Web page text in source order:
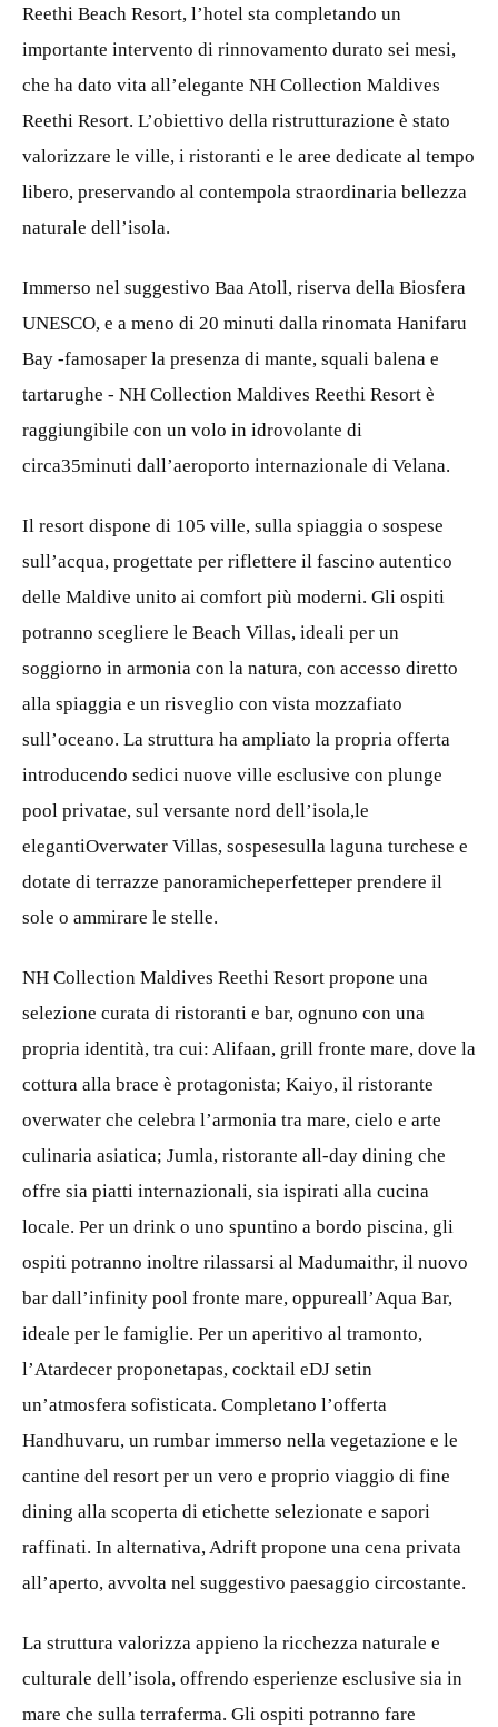
Reethi Beach Resort, l’hotel sta completando un
importante intervento di rinnovamento durato sei mesi,
che ha dato vita all’elegante NH Collection Maldives
Reethi Resort. L’obiettivo della ristrutturazione è stato
valorizzare le ville, i ristoranti e le aree dedicate al tempo
libero, preservando al contempola straordinaria bellezza
naturale dell’isola.
Immerso nel suggestivo Baa Atoll, riserva della Biosfera
UNESCO, e a meno di 20 minuti dalla rinomata Hanifaru
Bay -famosaper la presenza di mante, squali balena e
tartarughe - NH Collection Maldives Reethi Resort è
raggiungibile con un volo in idrovolante di
circa35minuti dall’aeroporto internazionale di Velana.
Il resort dispone di 105 ville, sulla spiaggia o sospese
sull’acqua, progettate per riflettere il fascino autentico
delle Maldive unito ai comfort più moderni. Gli ospiti
potranno scegliere le Beach Villas, ideali per un
soggiorno in armonia con la natura, con accesso diretto
alla spiaggia e un risveglio con vista mozzafiato
sull’oceano. La struttura ha ampliato la propria offerta
introducendo sedici nuove ville esclusive con plunge
pool privatae, sul versante nord dell’isola,le
elegantiOverwater Villas, sospesesulla laguna turchese e
dotate di terrazze panoramicheperfetteper prendere il
sole o ammirare le stelle.
NH Collection Maldives Reethi Resort propone una
selezione curata di ristoranti e bar, ognuno con una
propria identità, tra cui: Alifaan, grill fronte mare, dove la
cottura alla brace è protagonista; Kaiyo, il ristorante
overwater che celebra l’armonia tra mare, cielo e arte
culinaria asiatica; Jumla, ristorante all-day dining che
offre sia piatti internazionali, sia ispirati alla cucina
locale. Per un drink o uno spuntino a bordo piscina, gli
ospiti potranno inoltre rilassarsi al Madumaithr, il nuovo
bar dall’infinity pool fronte mare, oppureall’Aqua Bar,
ideale per le famiglie. Per un aperitivo al tramonto,
l’Atardecer proponetapas, cocktail eDJ setin
un’atmosfera sofisticata. Completano l’offerta
Handhuvaru, un rumbar immerso nella vegetazione e le
cantine del resort per un vero e proprio viaggio di fine
dining alla scoperta di etichette selezionate e sapori
raffinati. In alternativa, Adrift propone una cena privata
all’aperto, avvolta nel suggestivo paesaggio circostante.
La struttura valorizza appieno la ricchezza naturale e
culturale dell’isola, offrendo esperienze esclusive sia in
mare che sulla terraferma. Gli ospiti potranno fare